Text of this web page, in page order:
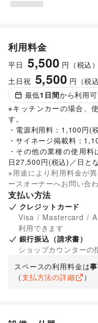
利用料金
平日 5,500 円（税込
土日祝 5,500 円（税
最低1 日間から利用
※キッチンカーの場合、
す。
・電源利用料：1,100円(
・サイネージ掲載料：
・その他の業種の使用
日27,500円(税込)／日とな
※用途により利用料金が
ースオーナーへお問い合
支払い方法
クレジットカード
Visa / Mastercard /
利用できます
銀行振込（請求書）
ショップカウンターの
スペースの利用料金は
（支払方法の詳細 ）